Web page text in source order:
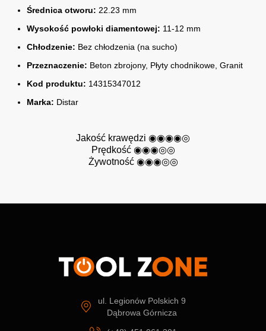
Średnica otworu: 22.23 mm
Wysokość powłoki diamentowej: 11-12 mm
Chłodzenie: Bez chłodzenia (na sucho)
Przeznaczenie: Beton zbrojony, Płyty chodnikowe, Granit
Kod produktu: 14315347012
Marka: Distar
Jakość krawędzi ◉◉◉◉◎
Prędkość ◉◉◉◎◎
Żywotność ◉◉◉◎◎
ul. Legionów Polskich 9
Dąbrowa Górnicza